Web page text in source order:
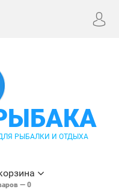
РЫБАЛКИ И ОТДЫХА
— 0